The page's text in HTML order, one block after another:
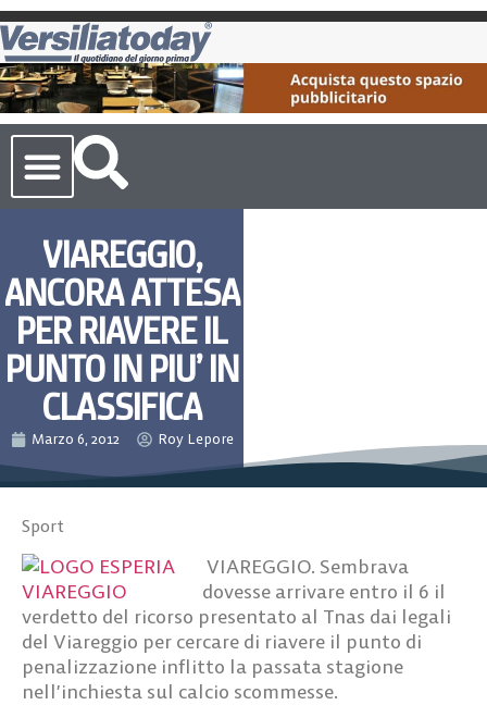
VIAREGGIO,
ANCORA ATTESA
PER RIAVERE IL
PUNTO IN PIU’ IN
CLASSIFICA
Marzo 6, 2012 Roy Lepore
Sport
VIAREGGIO. Sembrava
dovesse arrivare entro il 6 il
verdetto del ricorso presentato al Tnas dai legali
del Viareggio per cercare di riavere il punto di
penalizzazione inflitto la passata stagione
nell’inchiesta sul calcio scommesse.